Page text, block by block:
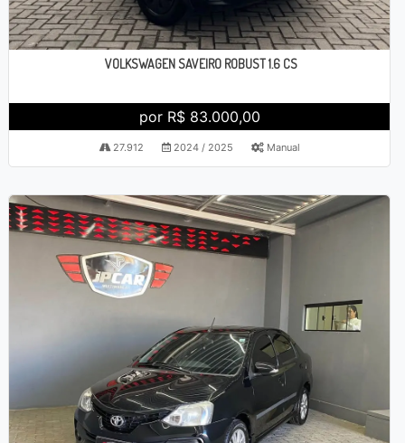
VOLKSWAGEN SAVEIRO ROBUST 1.6 CS
por R$ 83.000,00
27.912 2024 / 2025 Manual